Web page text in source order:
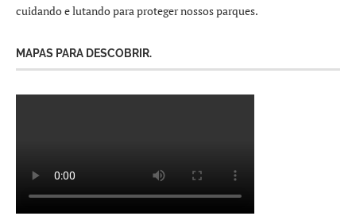
cuidando e lutando para proteger nossos parques.
MAPAS PARA DESCOBRIR.